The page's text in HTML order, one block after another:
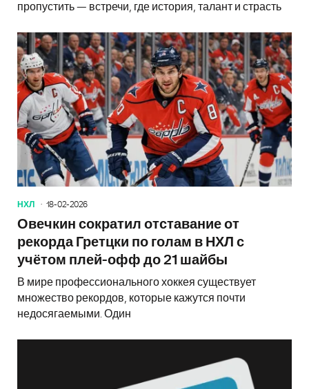
пропустить — встречи, где история, талант и страсть
НХЛ 18-02-2026
Овечкин сократил отставание от
рекорда Гретцки по голам в НХЛ с
учётом плей-офф до 21 шайбы
В мире профессионального хоккея существует
множество рекордов, которые кажутся почти
недосягаемыми. Один